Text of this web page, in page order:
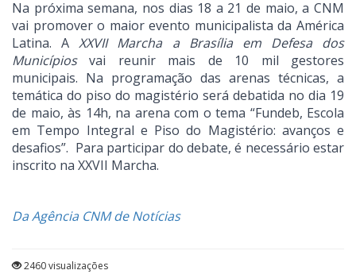
Na próxima semana, nos dias 18 a 21 de maio, a CNM
vai promover o maior evento municipalista da América
Latina. AXXVII Marcha a Brasília em Defesa dos
Municípiosvai reunir mais de 10 mil gestores
municipais. Na programação das arenas técnicas, a
temática do piso do magistério será debatida no dia 19
de maio, às 14h, na arena com o tema “Fundeb, Escola
em Tempo Integral e Piso do Magistério: avanços e
desafios”. Para participar do debate, é necessário estar
inscrito na XXVII Marcha.
Da Agência CNM de Notícias
2460 visualizações